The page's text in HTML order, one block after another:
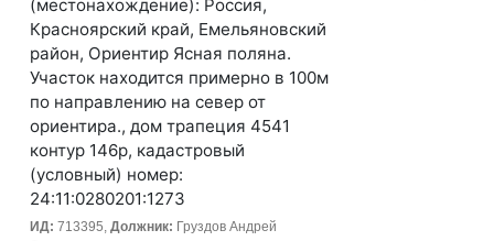
(местонахождение): Россия,
Красноярский край, Емельяновский
район, Ориентир Ясная поляна.
Участок находится примерно в 100м
по направлению на север от
ориентира., дом трапеция 4541
контур 146р, кадастровый
(условный) номер:
24:11:0280201:1273
ИД: 713395, Должник: Груздов Андрей